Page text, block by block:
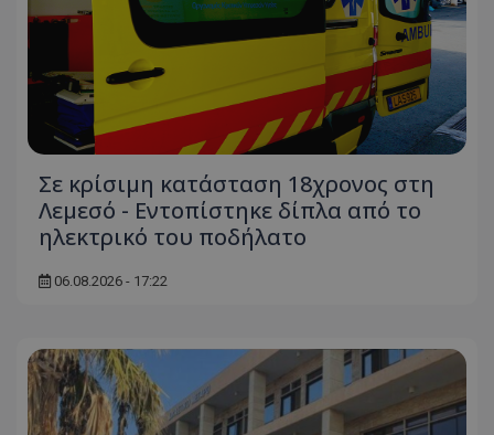
Σε κρίσιμη κατάσταση 18χρονος στη
Λεμεσό - Εντοπίστηκε δίπλα από το
ηλεκτρικό του ποδήλατο
06.08.2026 - 17:22